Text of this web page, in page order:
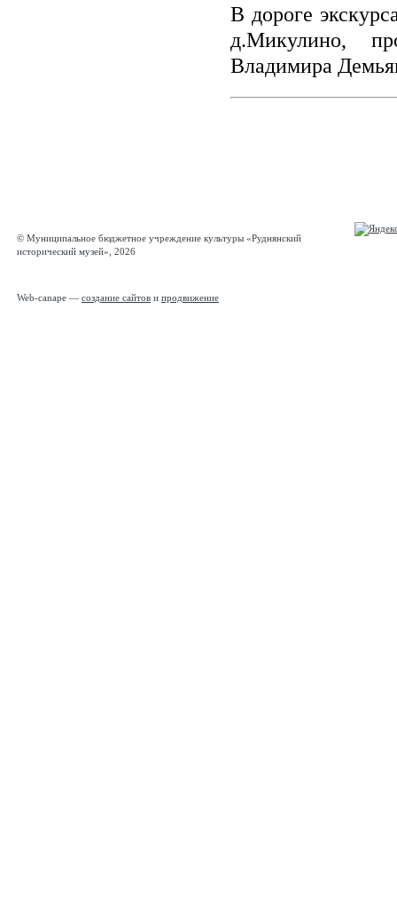
В дороге
д.Микулино,
Владимира
© Муниципальное бюджетное учреждение культуры «Руднянский
исторический музей», 2026
Web-canape — создание сайтов и продвижение